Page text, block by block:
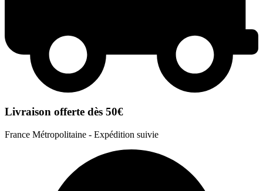
Livraison offerte dès 50€
France Métropolitaine - Expédition suivie